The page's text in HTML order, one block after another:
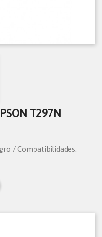
T297N
/ Compatibilidades: